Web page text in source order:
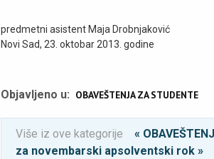
predmetni asistent Maja Drobnjaković
Novi Sad, 23. oktobar 2013. godine
Objavljeno u: OBAVEŠTENJA ZA STUDENTE
Više iz ove kategorije «
za novembarski apsolventski rok »